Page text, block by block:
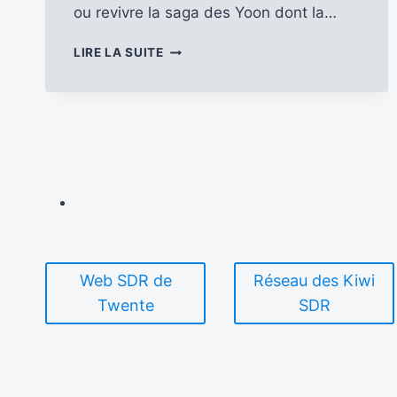
ou revivre la saga des Yoon dont la…
LIRE LA SUITE«
Web SDR de
Twente
Réseau des Kiwi
SDR